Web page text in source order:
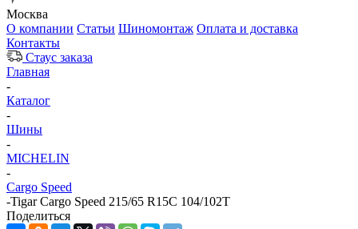
Москва
О компании Статьи Шиномонтаж Оплата и доставка
Контакты
Стаус заказа
Главная
-
Каталог
-
Шины
-
MICHELIN
-
Cargo Speed
-Tigar Cargo Speed 215/65 R15C 104/102T
Поделиться